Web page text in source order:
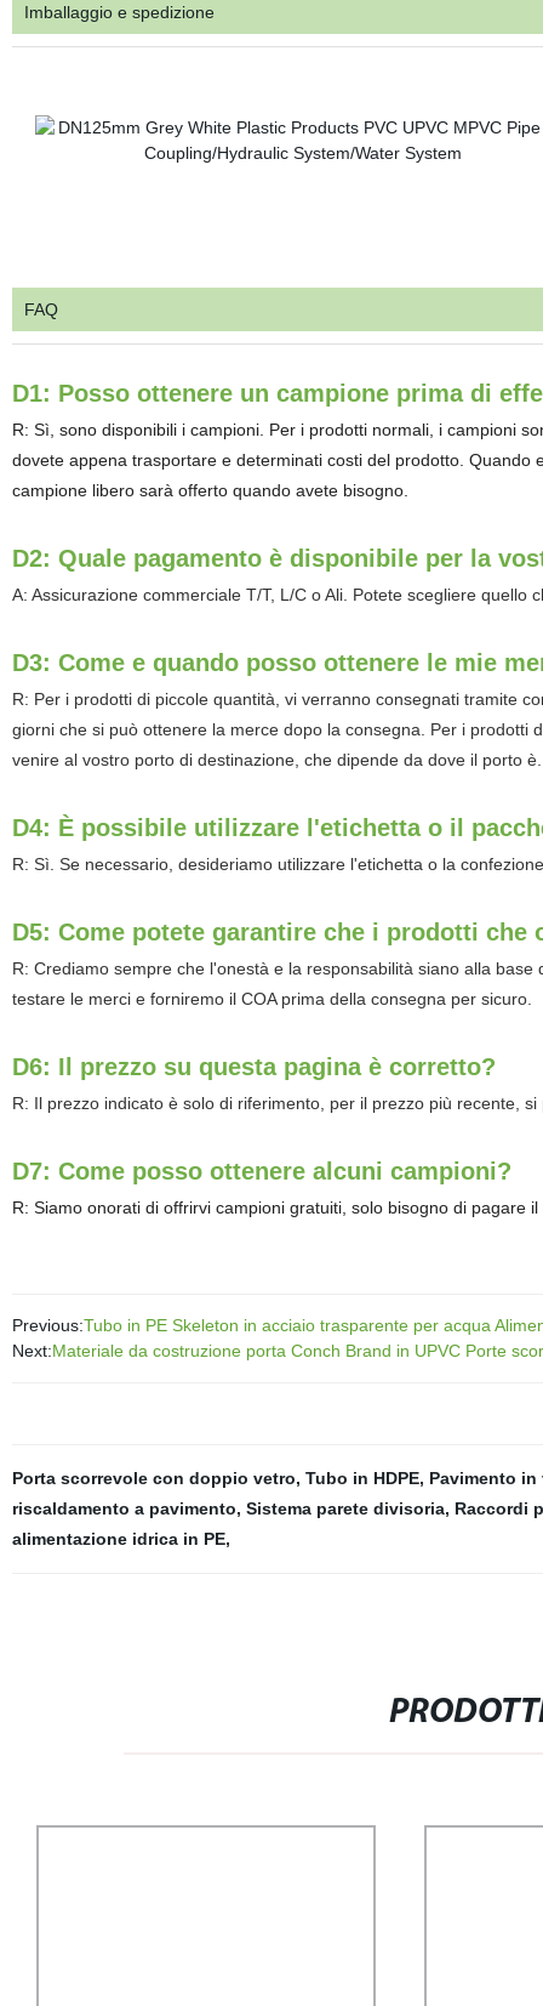
Imballaggio e spedizione
FAQ
D1: Posso ottenere un campione prima di
R: Sì, sono disponibili i campioni. Per i prodotti normali, i campioni
dovete appena trasportare e determinati costi del prodotto.
campione libero sarà offerto quando avete bisogno.
D2: Quale pagamento è disponibile per la
A: Assicurazione commerciale T/T, L/C o Ali. Potete scegliere quello
D3: Come e quando posso ottenere le mie
R: Per i prodotti di piccole quantità, vi verranno consegnati tramite
giorni che si può ottenere la merce dopo la consegna. Per i
venire al vostro porto di destinazione, che dipende da dove il porto è.
D4: È possibile utilizzare l'etichetta o il
R: Sì. Se necessario, desideriamo utilizzare l'etichetta o la
D5: Come potete garantire che i prodotti
R: Crediamo sempre che l'onestà e la responsabilità siano alla
testare le merci e forniremo il COA prima della consegna per sicuro.
D6: Il prezzo su questa pagina è corretto?
R: Il prezzo indicato è solo di riferimento, per il prezzo più recente,
D7: Come posso ottenere alcuni campioni?
R: Siamo onorati di offrirvi campioni gratuiti, solo bisogno di pagare
Previous:Tubo in PE Skeleton in acciaio trasparente per acqua
Next:Materiale da costruzione porta Conch Brand in UPVC Porte
Porta scorrevole con doppio vetro, Tubo in HDPE, Pavimento in
riscaldamento a pavimento, Sistema parete divisoria, Raccordi
alimentazione idrica in PE,